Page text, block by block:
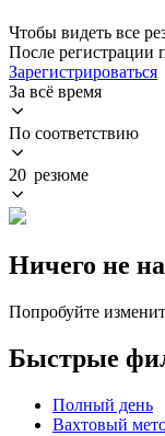
Чтобы видеть все
После регистрации
Зарегистрироваться
За всё время
По соответствию
20 резюме
Ничего не
Попробуйте
Быстрые
Полный день
Вахтовый